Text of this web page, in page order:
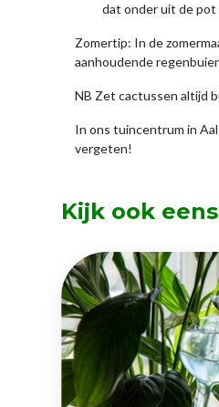
dat onder uit de pot
Zomertip: In de
aanhoudende
NB Zet cactussen altijd
In ons tuincentrum in
vergeten!
Kijk ook